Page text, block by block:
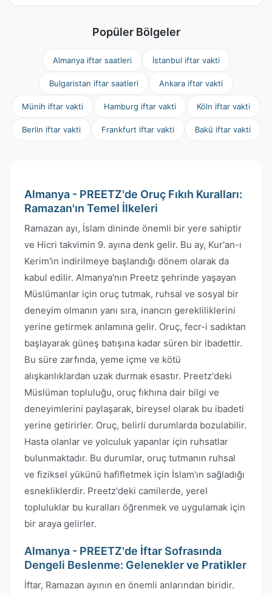
Popüler Bölgeler
Almanya iftar saatleri İstanbul iftar vakti
Bulgaristan iftar saatleri Ankara iftar vakti
Münih iftar vakti Hamburg iftar vakti Köln iftar vakti
Berlin iftar vakti Frankfurt iftar vakti Bakü iftar vakti
Almanya - PREETZ'de Oruç Fıkıh Kuralları:
Ramazan'ın Temel İlkeleri
Ramazan ayı, İslam dininde önemli bir yere sahiptir
ve Hicri takvimin 9. ayına denk gelir. Bu ay, Kur'an-ı
Kerim'in indirilmeye başlandığı dönem olarak da
kabul edilir. Almanya'nın Preetz şehrinde yaşayan
Müslümanlar için oruç tutmak, ruhsal ve sosyal bir
deneyim olmanın yanı sıra, inancın gerekliliklerini
yerine getirmek anlamına gelir. Oruç, fecr-i sadıktan
başlayarak güneş batışına kadar süren bir ibadettir.
Bu süre zarfında, yeme içme ve kötü
alışkanlıklardan uzak durmak esastır. Preetz'deki
Müslüman topluluğu, oruç fıkhına dair bilgi ve
deneyimlerini paylaşarak, bireysel olarak bu ibadeti
yerine getirirler. Oruç, belirli durumlarda bozulabilir.
Hasta olanlar ve yolculuk yapanlar için ruhsatlar
bulunmaktadır. Bu durumlar, oruç tutmanın ruhsal
ve fiziksel yükünü hafifletmek için İslam'ın sağladığı
esnekliklerdir. Preetz'deki camilerde, yerel
topluluklar bu kuralları öğrenmek ve uygulamak için
bir araya gelirler.
Almanya - PREETZ'de İftar Sofrasında
Dengeli Beslenme: Gelenekler ve Pratikler
İftar, Ramazan ayının en önemli anlarından biridir.